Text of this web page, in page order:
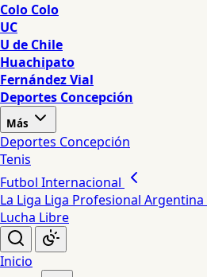
Colo Colo
UC
U de Chile
Huachipato
Fernández Vial
Deportes Concepción
Más
Deportes Concepción
Tenis
Futbol Internacional
La Liga Liga Profesional Argentina
Lucha Libre
Inicio